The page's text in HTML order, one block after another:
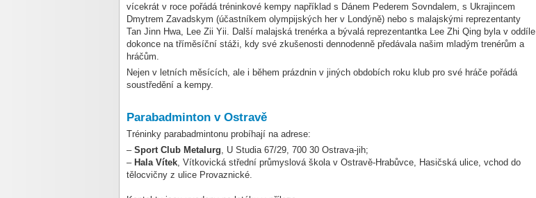
vícekrát v roce pořádá tréninkové kempy například s Dánem Pederem Sovndalem, s Ukrajincem
Dmytrem Zavadskym (účastníkem olympijských her v Londýně) nebo s malajskými reprezentanty
Tan Jinn Hwa, Lee Zii Yii. Další malajská trenérka a bývalá reprezentantka Lee Zhi Qing byla v oddíle
dokonce na tříměsíční stáži, kdy své zkušenosti dennodenně předávala našim mladým trenérům a
hráčům.
Nejen v letních měsících, ale i během prázdnin v jiných obdobích roku klub pro své hráče pořádá
soustředění a kempy.
Parabadminton v Ostravě
Tréninky parabadmintonu probíhají na adrese:
– Sport Club Metalurg, U Studia 67/29, 700 30 Ostrava-jih;
– Hala Vítek, Vítkovická střední průmyslová škola v Ostravě-Hrabůvce, Hasičská ulice, vchod do
tělocvičny z ulice Provaznické.